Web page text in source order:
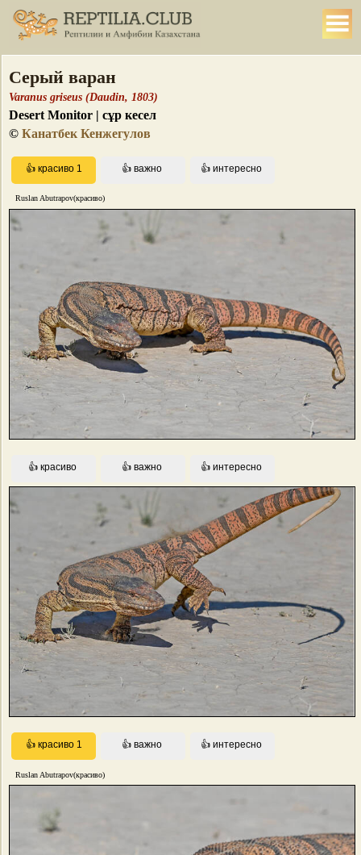
Серый варан
Varanus griseus (Daudin, 1803)
Desert Monitor | сұр кесел
© Канатбек Кенжегулов
Ruslan Abutrapov(красиво)
Ruslan Abutrapov(красиво)